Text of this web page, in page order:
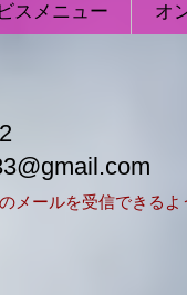
スメニュー オ
メールを受信できる